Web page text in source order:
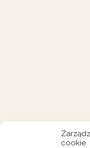
cookie